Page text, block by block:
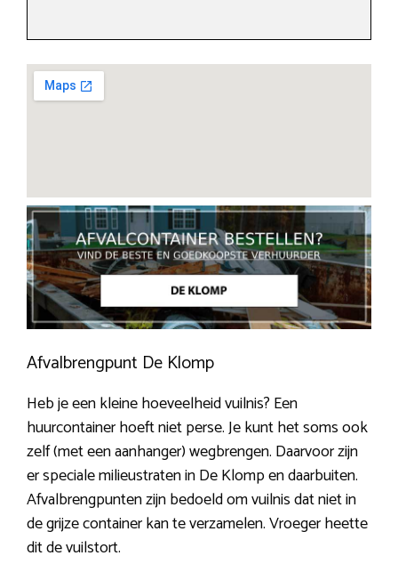
Afvalbrengpunt De Klomp
Heb je een kleine hoeveelheid vuilnis? Een
huurcontainer hoeft niet perse. Je kunt het soms ook
zelf (met een aanhanger) wegbrengen. Daarvoor zijn
er speciale milieustraten in De Klomp en daarbuiten.
Afvalbrengpunten zijn bedoeld om vuilnis dat niet in
de grijze container kan te verzamelen. Vroeger heette
dit de vuilstort.